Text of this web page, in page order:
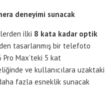
deneyimi sunacak
ilki 8 kata kadar optik
tasarlanmış bir telefoto
Max’teki 5 kat
ve kullanıcılara uzaktaki
fazla esneklik sunacak